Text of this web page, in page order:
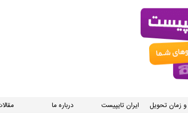
و زمان تحویل ایران تایپیست درباره ما